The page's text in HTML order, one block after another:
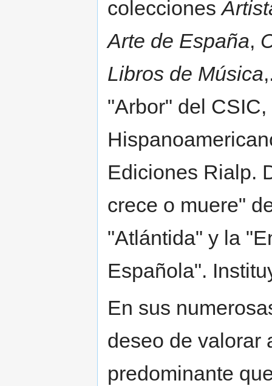
colecciones
Arte de España,
Libros de Música
"Arbor" del
Ediciones Rialp.
crece o muere"
"Atlántida" y la
Española".
En sus
deseo de valorar
predominante